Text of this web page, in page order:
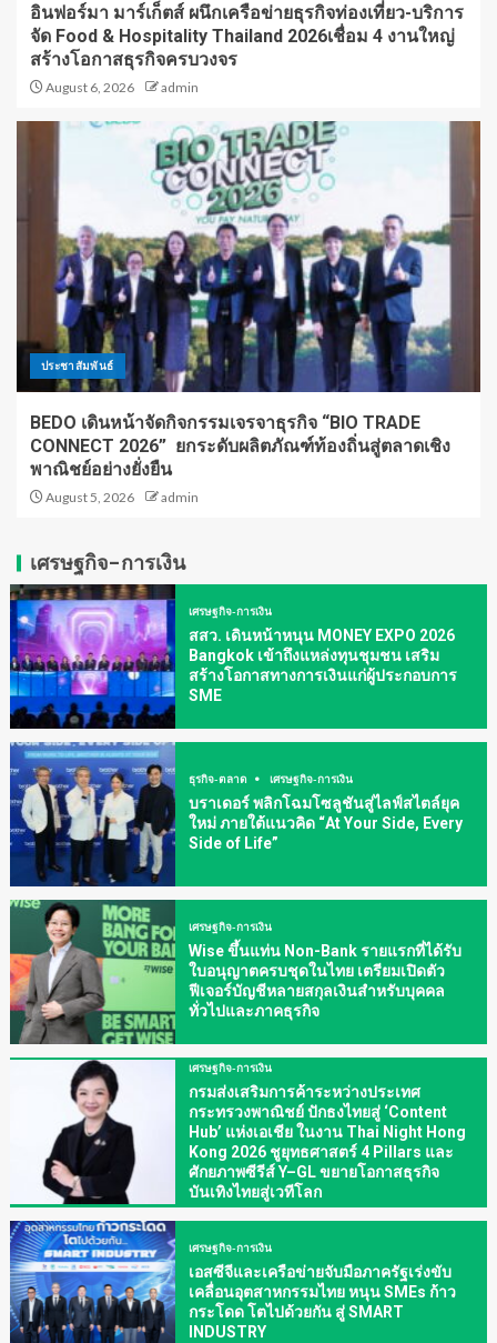
อินฟอร์มา มาร์เก็ตส์ ผนึกเครือข่ายธุรกิจท่องเที่ยว-บริการ
จัด Food & Hospitality Thailand 2026เชื่อม 4 งานใหญ่
สร้างโอกาสธุรกิจครบวงจร
August 6, 2026 admin
ประชาสัมพันธ์
BEDO เดินหน้าจัดกิจกรรมเจรจาธุรกิจ “BIO TRADE
CONNECT 2026” ยกระดับผลิตภัณฑ์ท้องถิ่นสู่ตลาดเชิง
พาณิชย์อย่างยั่งยืน
August 5, 2026 admin
เศรษฐกิจ-การเงิน
เศรษฐกิจ-การเงิน
สสว. เดินหน้าหนุน MONEY EXPO 2026
Bangkok เข้าถึงแหล่งทุนชุมชน เสริม
สร้างโอกาสทางการเงินแก่ผู้ประกอบการ
SME
ธุรกิจ-ตลาด เศรษฐกิจ-การเงิน
บราเดอร์ พลิกโฉมโซลูชันสู่ไลฟ์สไตล์ยุค
ใหม่ ภายใต้แนวคิด “At Your Side, Every
Side of Life”
เศรษฐกิจ-การเงิน
Wise ขึ้นแท่น Non-Bank รายแรกที่ได้รับ
ใบอนุญาตครบชุดในไทย เตรียมเปิดตัว
ฟีเจอร์บัญชีหลายสกุลเงินสำหรับบุคคล
ทั่วไปและภาคธุรกิจ
เศรษฐกิจ-การเงิน
กรมส่งเสริมการค้าระหว่างประเทศ
กระทรวงพาณิชย์ ปักธงไทยสู่ ‘Content
Hub’ แห่งเอเชีย ในงาน Thai Night Hong
Kong 2026 ชูยุทธศาสตร์ 4 Pillars และ
ศักยภาพซีรีส์ Y–GL ขยายโอกาสธุรกิจ
บันเทิงไทยสู่เวทีโลก
เศรษฐกิจ-การเงิน
เอสซีจีและเครือข่ายจับมือภาครัฐเร่งขับ
เคลื่อนอุตสาหกรรมไทย หนุน SMEs ก้าว
กระโดด โตไปด้วยกัน สู่ SMART
INDUSTRY